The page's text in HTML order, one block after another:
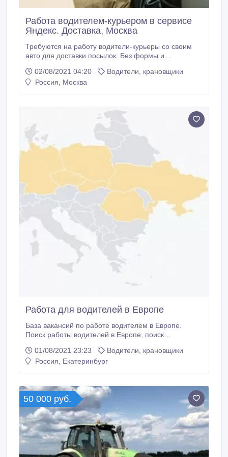
Работа водителем-курьером в сервисе
Яндекс. Доставка, Москва
Требуются на работу водители-курьеры со своим
авто для доставки посылок. Без формы и
Яндекс. Доставка займет 2 минуты. Сразу сможете
работать. ГЛАВНОЕ о работе курьером-
02/08/2021 04:20
Водители, крановщики
Россия, Москва
Работа для водителей в Европе
База вакансий по работе водителем в Европе.
Поиск работы водителей в Европе, поиск
сообщество. driver-work. com.
01/08/2021 23:23
Водители, крановщики
Россия, Екатеринбург
50 000 руб.